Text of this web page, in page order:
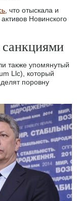
, что отыскала и
Новинского
также упомянутый
Llc), который
поровну